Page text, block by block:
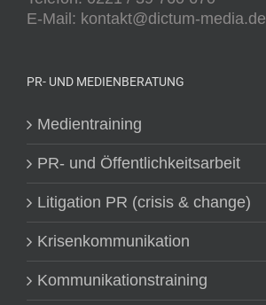
E-Mail: kontakt@dictum-media.de
PR- UND MEDIENBERATUNG
Medientraining
PR- und Öffentlichkeitsarbeit
Litigation PR (crisis & change)
Krisenkommunikation
Kommunikationstraining